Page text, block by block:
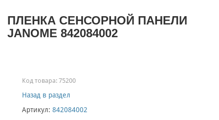
ПЛЕНКА СЕНСОРНОЙ ПАНЕЛИ
JANOME 842084002
Код товара: 75200
Назад в раздел
Артикул: 842084002